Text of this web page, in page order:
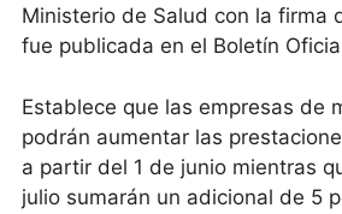
Ministerio de Salud con la firma
fue publicada en el Boletín
Establece que las empresas de
podrán aumentar las
a partir del 1 de junio mientras
julio sumarán un adicional de 5